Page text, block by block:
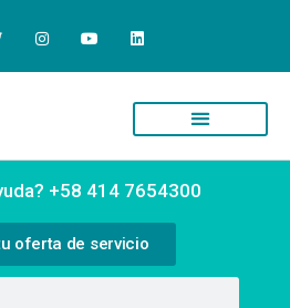
+58 414 7654300
oferta de servicio